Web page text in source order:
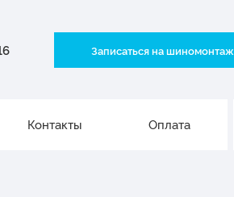
Записаться на шиномонтаж
Контакты Оплата